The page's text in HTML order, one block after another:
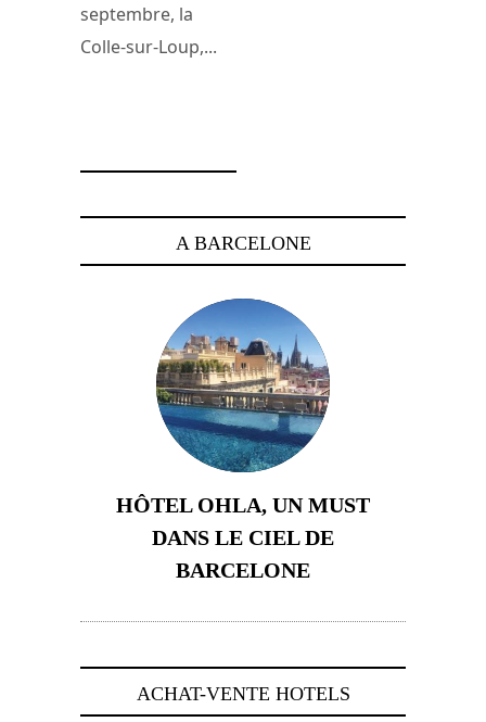
septembre, la
Colle-sur-Loup,...
A BARCELONE
HÔTEL OHLA, UN MUST
DANS LE CIEL DE
BARCELONE
ACHAT-VENTE HOTELS